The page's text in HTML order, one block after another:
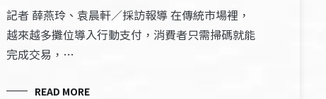
記者 薛燕玲、袁晨軒／採訪報導 在傳統市場裡，
越來越多攤位導入行動支付，消費者只需掃碼就能
完成交易，…
READ MORE